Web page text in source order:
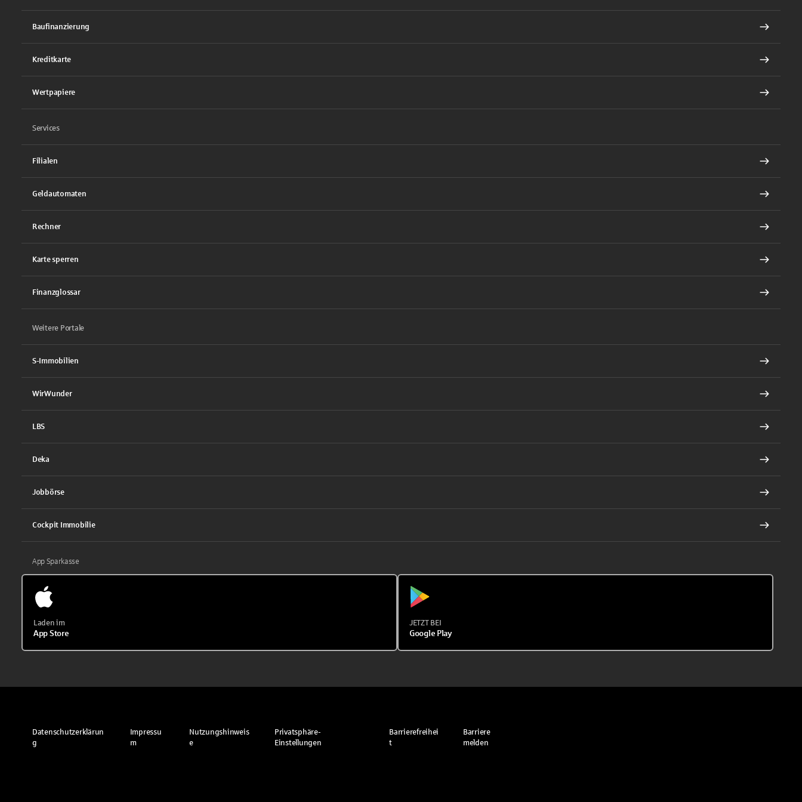
Baufinanzierung
Kreditkarte
Wertpapiere
Services
Filialen
Geldautomaten
Rechner
Karte sperren
Finanzglossar
Weitere Portale
S-Immobilien
WirWunder
LBS
Deka
Jobbörse
Cockpit Immobilie
App Sparkasse
Laden im
App Store
JETZT BEI
Google Play
Datenschutzerklärun
g
Impressu
m
Nutzungshinweis
e
Privatsphäre-
Einstellungen
Barrierefreihei
t
Barriere
melden